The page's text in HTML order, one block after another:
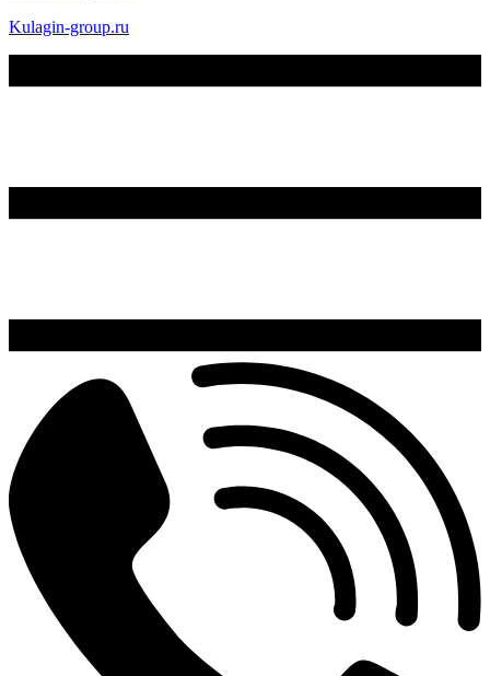
Kulagin-group.ru